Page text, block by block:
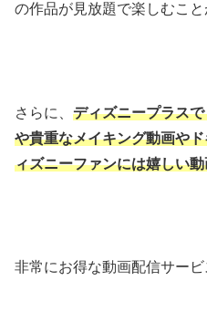
の作品が見放題で楽しむこと
さらに、 ディズニープラス
や貴重なメイキング動画や
ィズニーファンには嬉しい
非常にお得な動画配信サービ